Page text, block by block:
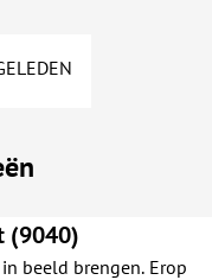
(9040)
beeld brengen. Erop